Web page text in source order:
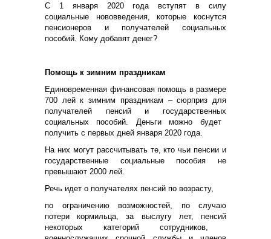
С 1 января 2020 годавступят в силу
социальные нововведения, которые коснутся
пенсионеров и получателей социальных
пособий. Кому добавят денег?
Помощь к зимним праздникам
Единовременная финансоваяпомощь в размере
700 лейк зимним праздникам – сюрприз для
получателей пенсийи государственных
социальных пособий. Деньги можно будет
получить с первых дней января 2020 года.
На них могут рассчитывать те, кто чьипенсии и
государственные социальныепособия не
превышают 2000 лей
Речь идет о получателях пенсий по возрасту,
по ограничению возможностей,
по случаю
потери кормильца,
за выслугу лет, пенсий
некоторых категорий сотрудников,